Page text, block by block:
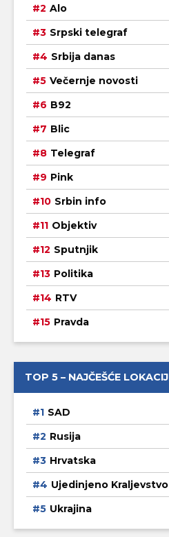
Alo
Srpski telegraf
Srbija danas
Večernje novosti
B92
Blic
Telegraf
Pink
Srbin info
Objektiv
Sputnjik
Politika
RTV
Pravda
TOP 5 – NAJČEŠĆE
SAD
Rusija
Hrvatska
Ujedinjeno Kraljevstvo
Ukrajina